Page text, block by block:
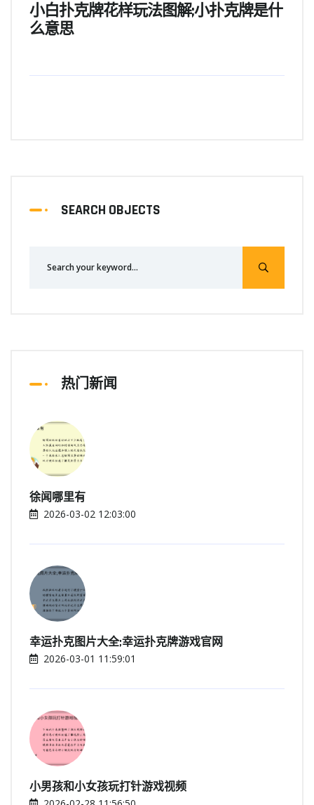
小白扑克牌花样玩法图解;小扑克牌是什
么意思
SEARCH OBJECTS
热门新闻
徐闻哪里有
2026-03-02 12:03:00
幸运扑克图片大全;幸运扑克牌游戏官网
2026-03-01 11:59:01
小男孩和小女孩玩打针游戏视频